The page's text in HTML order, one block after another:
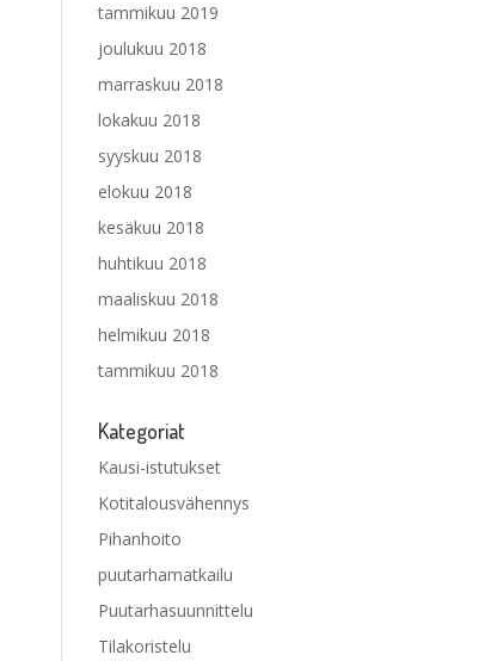
tammikuu 2019
joulukuu 2018
marraskuu 2018
lokakuu 2018
syyskuu 2018
elokuu 2018
kesäkuu 2018
huhtikuu 2018
maaliskuu 2018
helmikuu 2018
tammikuu 2018
Kategoriat
Kausi-istutukset
Kotitalousvähennys
Pihanhoito
puutarhamatkailu
Puutarhasuunnittelu
Tilakoristelu